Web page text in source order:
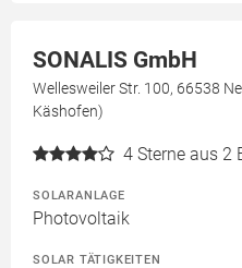
SONALIS GmbH
Wellesweiler Str. 100, 66538
Käshofen)
4 Sterne aus 2
SOLARANLAGE
Photovoltaik
SOLAR TÄTIGKEITEN